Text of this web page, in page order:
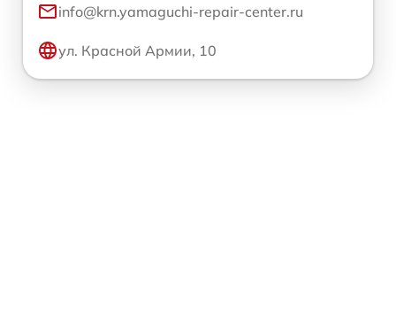
info@krn.yamaguchi-repair-center.ru
ул. Красной Армии, 10